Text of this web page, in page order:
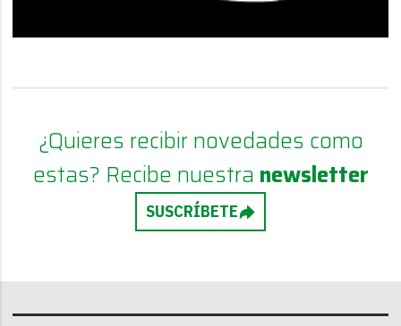
¿Quieres recibir novedades como
estas? Recibe nuestra newsletter
SUSCRÍBETE